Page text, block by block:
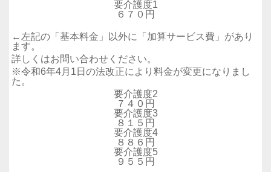
要介護度1
６７０円
←左記の「基本料金」以外に「加算サービス費」があり
ます。
詳しくはお問い合わせください。
※令和6年4月1日の法改正により料金が変更になりまし
た。
要介護度2
７４０円
要介護度3
８１５円
要介護度4
８８６円
要介護度5
９５５円